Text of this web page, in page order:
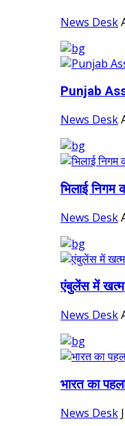
News Desk
Punjab
News Desk
भिलाई निगम
News Desk
एंबुलेंस में खत्म
News Desk
भारत का
News Desk